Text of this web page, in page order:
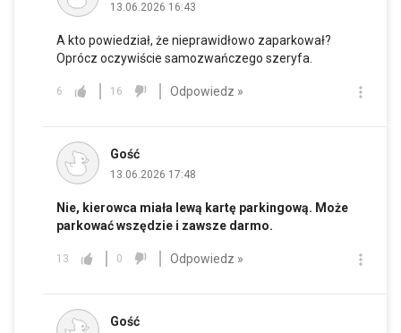
13.06.2026 16:43
A kto powiedział, że nieprawidłowo zaparkował?
Oprócz oczywiście samozwańczego szeryfa.
6 16 Odpowiedz »
Gość
13.06.2026 17:48
Nie, kierowca miała lewą kartę parkingową. Może
parkować wszędzie i zawsze darmo.
13 0 Odpowiedz »
Gość